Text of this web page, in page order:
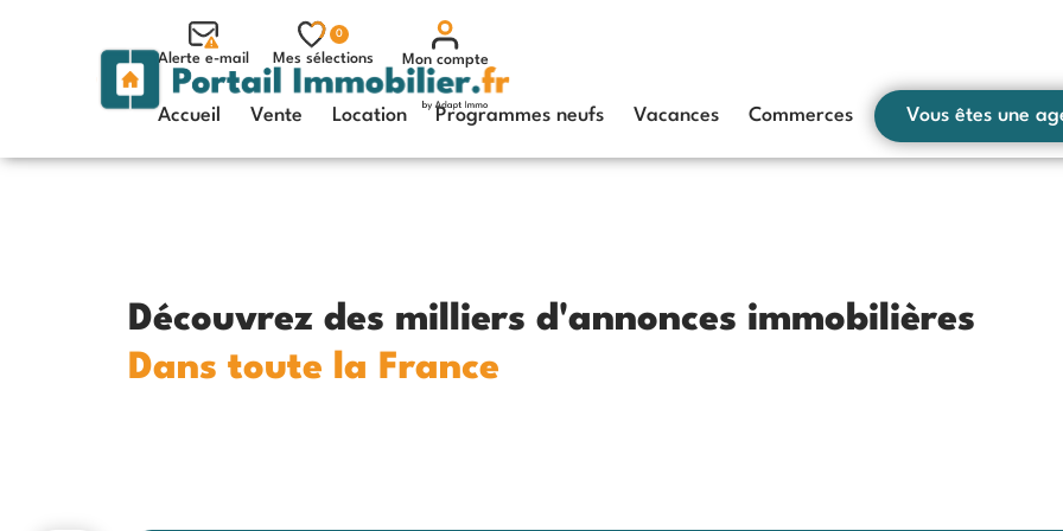
Alerte e-mail
0
Mes sélections Mon compte
Accueil Vente Location Programmes neufs Vacances Commerces Vous êtes une
Découvrez des milliers d'annonces immobilières
Dans toute la France